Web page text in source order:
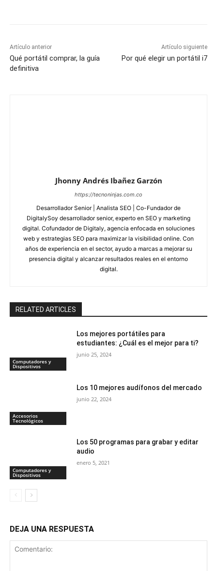
Artículo anterior
Qué portátil comprar, la guía
definitiva
Artículo siguiente
Por qué elegir un portátil i7
Jhonny Andrés Ibañez Garzón
https://tecnoninjas.com.co
Desarrollador Senior | Analista SEO | Co-Fundador de
DigitalySoy desarrollador senior, experto en SEO y marketing
digital. Cofundador de Digitaly, agencia enfocada en soluciones
web y estrategias SEO para maximizar la visibilidad online. Con
años de experiencia en el sector, ayudo a marcas a mejorar su
presencia digital y alcanzar resultados reales en el entorno
digital.
RELATED ARTICLES
Computadores y
Dispositivos
Los mejores portátiles para
estudiantes: ¿Cuál es el mejor para ti?
junio 25, 2024
Accesorios
Tecnológicos
Los 10 mejores audífonos del mercado
junio 22, 2024
Computadores y
Dispositivos
Los 50 programas para grabar y editar
audio
enero 5, 2021
DEJA UNA RESPUESTA